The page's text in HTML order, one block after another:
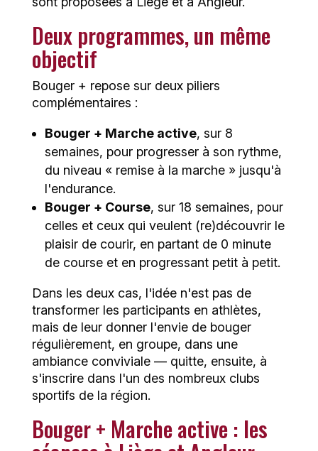
Deux programmes, un même
objectif
Bouger + repose sur deux piliers
complémentaires :
Bouger + Marche active, sur 8
semaines, pour progresser à son rythme,
du niveau « remise à la marche » jusqu'à
l'endurance.
Bouger + Course, sur 18 semaines, pour
celles et ceux qui veulent (re)découvrir le
plaisir de courir, en partant de 0 minute
de course et en progressant petit à petit.
Dans les deux cas, l'idée n'est pas de
transformer les participants en athlètes,
mais de leur donner l'envie de bouger
régulièrement, en groupe, dans une
ambiance conviviale — quitte, ensuite, à
s'inscrire dans l'un des nombreux clubs
sportifs de la région.
Bouger + Marche active : les